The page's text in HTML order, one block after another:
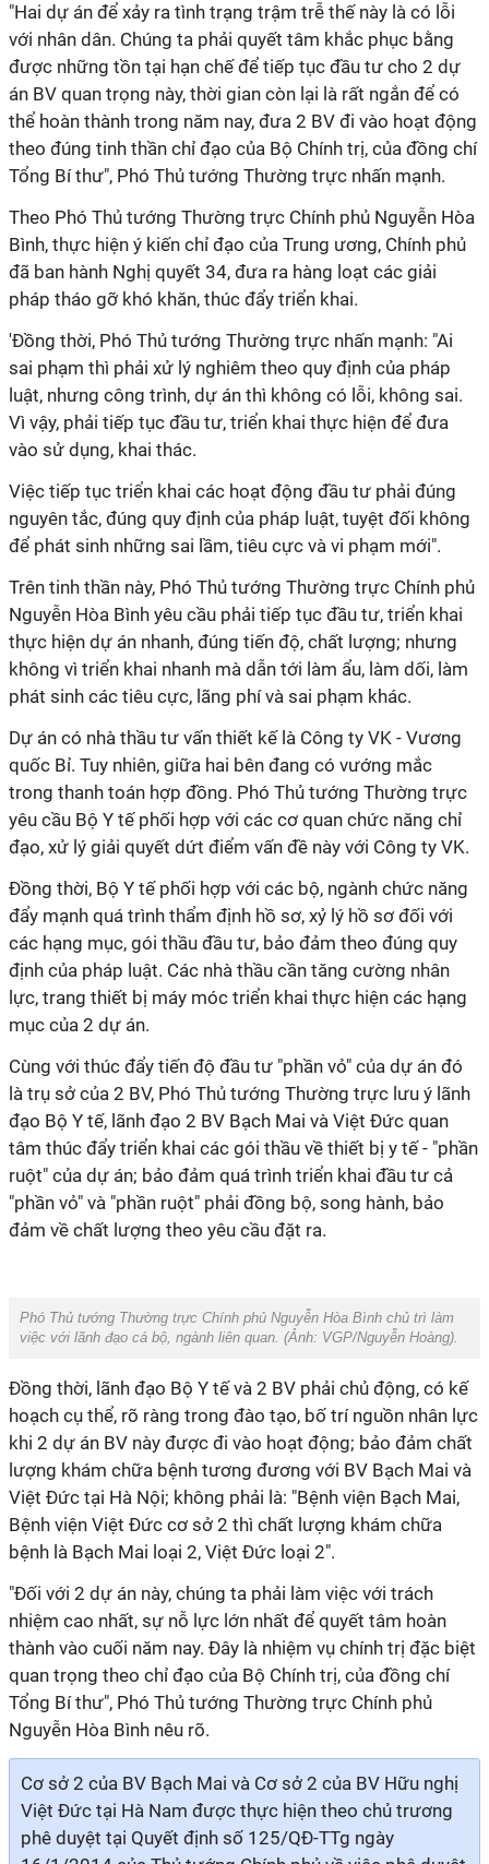
"Hai dự án để xảy ra tình trạng trậm trễ thế này là có lỗi
với nhân dân. Chúng ta phải quyết tâm khắc phục bằng
được những tồn tại hạn chế để tiếp tục đầu tư cho 2 dự
án BV quan trọng này, thời gian còn lại là rất ngắn để có
thể hoàn thành trong năm nay, đưa 2 BV đi vào hoạt động
theo đúng tinh thần chỉ đạo của Bộ Chính trị, của đồng chí
Tổng Bí thư", Phó Thủ tướng Thường trực nhấn mạnh.
Theo Phó Thủ tướng Thường trực Chính phủ Nguyễn Hòa
Bình, thực hiện ý kiến chỉ đạo của Trung ương, Chính phủ
đã ban hành Nghị quyết 34, đưa ra hàng loạt các giải
pháp tháo gỡ khó khăn, thúc đẩy triển khai.
'Đồng thời, Phó Thủ tướng Thường trực nhấn mạnh: "Ai
sai phạm thì phải xử lý nghiêm theo quy định của pháp
luật, nhưng công trình, dự án thì không có lỗi, không sai.
Vì vậy, phải tiếp tục đầu tư, triển khai thực hiện để đưa
vào sử dụng, khai thác.
Việc tiếp tục triển khai các hoạt động đầu tư phải đúng
nguyên tắc, đúng quy định của pháp luật, tuyệt đối không
để phát sinh những sai lầm, tiêu cực và vi phạm mới".
Trên tinh thần này, Phó Thủ tướng Thường trực Chính phủ
Nguyễn Hòa Bình yêu cầu phải tiếp tục đầu tư, triển khai
thực hiện dự án nhanh, đúng tiến độ, chất lượng; nhưng
không vì triển khai nhanh mà dẫn tới làm ẩu, làm dối, làm
phát sinh các tiêu cực, lãng phí và sai phạm khác.
Dự án có nhà thầu tư vấn thiết kế là Công ty VK - Vương
quốc Bỉ. Tuy nhiên, giữa hai bên đang có vướng mắc
trong thanh toán hợp đồng. Phó Thủ tướng Thường trực
yêu cầu Bộ Y tế phối hợp với các cơ quan chức năng chỉ
đạo, xử lý giải quyết dứt điểm vấn đề này với Công ty VK.
Đồng thời, Bộ Y tế phối hợp với các bộ, ngành chức năng
đẩy mạnh quá trình thẩm định hồ sơ, xỷ lý hồ sơ đối với
các hạng mục, gói thầu đầu tư, bảo đảm theo đúng quy
định của pháp luật. Các nhà thầu cần tăng cường nhân
lực, trang thiết bị máy móc triển khai thực hiện các hạng
mục của 2 dự án.
Cùng với thúc đẩy tiến độ đầu tư "phần vỏ" của dự án đó
là trụ sở của 2 BV, Phó Thủ tướng Thường trực lưu ý lãnh
đạo Bộ Y tế, lãnh đạo 2 BV Bạch Mai và Việt Đức quan
tâm thúc đẩy triển khai các gói thầu về thiết bị y tế - "phần
ruột" của dự án; bảo đảm quá trình triển khai đầu tư cả
"phần vỏ" và "phần ruột" phải đồng bộ, song hành, bảo
đảm về chất lượng theo yêu cầu đặt ra.
Phó Thủ tướng Thường trực Chính phủ Nguyễn Hòa Bình chủ trì làm
việc với lãnh đạo cá bộ, ngành liên quan. (Ảnh: VGP/Nguyễn Hoàng).
Đồng thời, lãnh đạo Bộ Y tế và 2 BV phải chủ động, có kế
hoạch cụ thể, rõ ràng trong đào tạo, bố trí nguồn nhân lực
khi 2 dự án BV này được đi vào hoạt động; bảo đảm chất
lượng khám chữa bệnh tương đương với BV Bạch Mai và
Việt Đức tại Hà Nội; không phải là: "Bệnh viện Bạch Mai,
Bệnh viện Việt Đức cơ sở 2 thì chất lượng khám chữa
bệnh là Bạch Mai loại 2, Việt Đức loại 2".
"Đối với 2 dự án này, chúng ta phải làm việc với trách
nhiệm cao nhất, sự nỗ lực lớn nhất để quyết tâm hoàn
thành vào cuối năm nay. Đây là nhiệm vụ chính trị đặc biệt
quan trọng theo chỉ đạo của Bộ Chính trị, của đồng chí
Tổng Bí thư", Phó Thủ tướng Thường trực Chính phủ
Nguyễn Hòa Bình nêu rõ.
Cơ sở 2 của BV Bạch Mai và Cơ sở 2 của BV Hữu nghị
Việt Đức tại Hà Nam được thực hiện theo chủ trương
phê duyệt tại Quyết định số 125/QĐ-TTg ngày